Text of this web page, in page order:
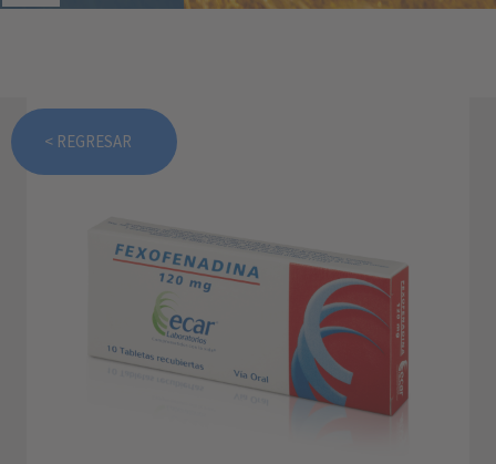
< REGRESAR